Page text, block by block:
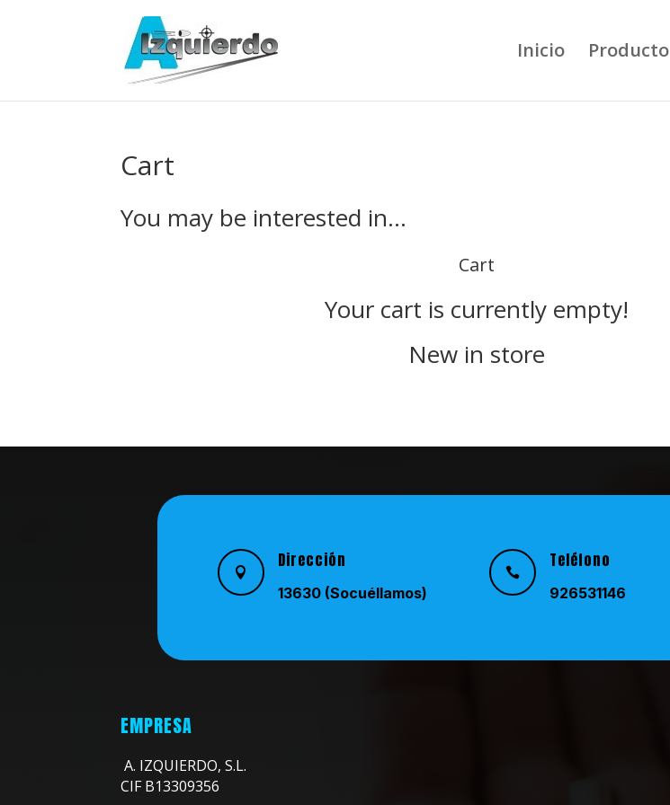
Inicio Producto
Cart
You may be interested in…
Cart
Your cart is currently empty!
New in store

Dirección
13630 (Socuéllamos)

Teléfono
926531146
EMPRESA
A. IZQUIERDO, S.L.
CIF B13309356